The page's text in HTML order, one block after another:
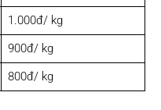
1.000đ/ kg
900đ/ kg
800đ/ kg